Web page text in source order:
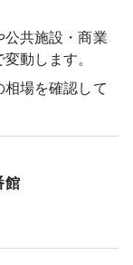
公共施設・商業
動します。
場を確認して
館